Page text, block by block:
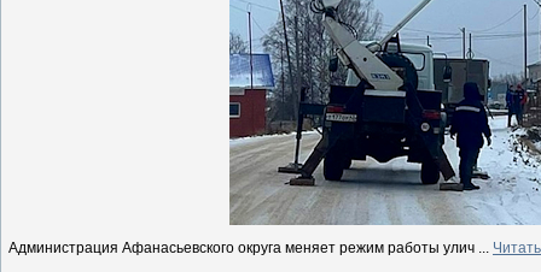
Администрация Афанасьевского округа меняет режим работы улич ...